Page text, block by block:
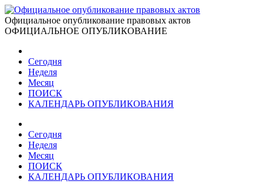
Официальное опубликование правовых актов
ОФИЦИАЛЬНОЕ ОПУБЛИКОВАНИЕ
Сегодня
Неделя
Месяц
ПОИСК
КАЛЕНДАРЬ ОПУБЛИКОВАНИЯ
Сегодня
Неделя
Месяц
ПОИСК
КАЛЕНДАРЬ ОПУБЛИКОВАНИЯ